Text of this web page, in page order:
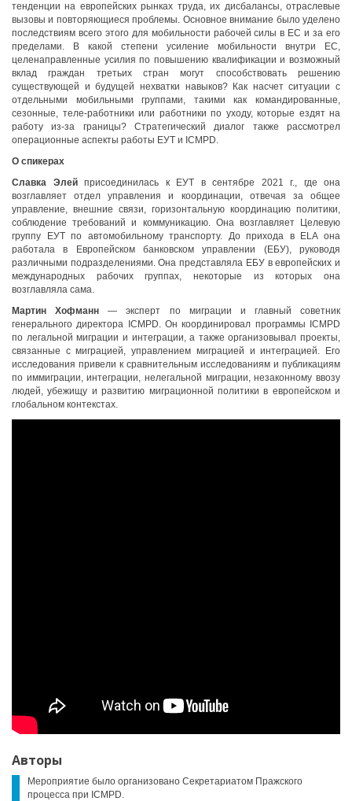
тенденции на европейских рынках труда, их дисбалансы, отраслевые
вызовы и повторяющиеся проблемы. Основное внимание было уделено
последствиям всего этого для мобильности рабочей силы в ЕС и за его
пределами. В какой степени усиление мобильности внутри ЕС,
целенаправленные усилия по повышению квалификации и возможный
вклад граждан третьих стран могут способствовать решению
существующей и будущей нехватки навыков? Как насчет ситуации с
отдельными мобильными группами, такими как командированные,
сезонные, теле-работники или работники по уходу, которые ездят на
работу из-за границы? Стратегический диалог также рассмотрел
операционные аспекты работы EУТ и ICMPD.
О спикерах
Славка Элей
присоединилась к ЕУТ в сентябре 2021 г., где она
возглавляет отдел управления и координации, отвечая за общее
управление, внешние связи, горизонтальную координацию политики,
соблюдение требований и коммуникацию. Она возглавляет Целевую
группу ЕУТ по автомобильному транспорту. До прихода в ELA она
работала в Европейском банковском управлении (ЕБУ), руководя
различными подразделениями. Она представляла ЕБУ в европейских и
международных рабочих группах, некоторые из которых она
возглавляла сама.
Мартин Хофманн
— эксперт по миграции и главный советник
генерального директора ICMPD. Он координировал программы ICMPD
по легальной миграции и интеграции, а также организовывал проекты,
связанные с миграцией, управлением миграцией и интеграцией. Его
исследования привели к сравнительным исследованиям и публикациям
по иммиграции, интеграции, нелегальной миграции, незаконному ввозу
людей, убежищу и развитию миграционной политики в европейском и
глобальном контекстах.
Авторы
Мероприятие было организовано Секретариатом Пражского
процесса при ICMPD.